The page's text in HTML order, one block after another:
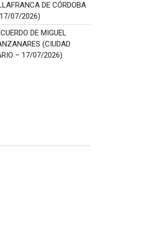
DE CÓRDOBA
07/2026)
DE MIGUEL
(CIUDAD
– 17/07/2026)